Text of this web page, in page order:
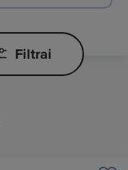
Filtrai